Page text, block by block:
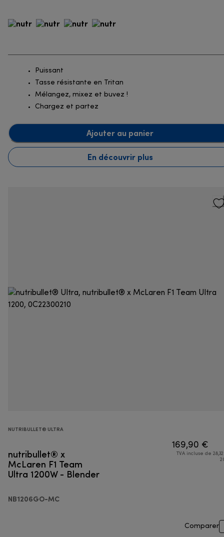
Puissant
Tasse résistante en Tritan
Mélangez, mixez et buvez !
Chargez et partez
Ajouter au panier
En découvrir plus
NUTRIBULLET® ULTRA
nutribullet® x
McLaren F1 Team
Ultra 1200W - Blender
NB1206GO-MC
169,90 €
TVA incluse de
Comparer